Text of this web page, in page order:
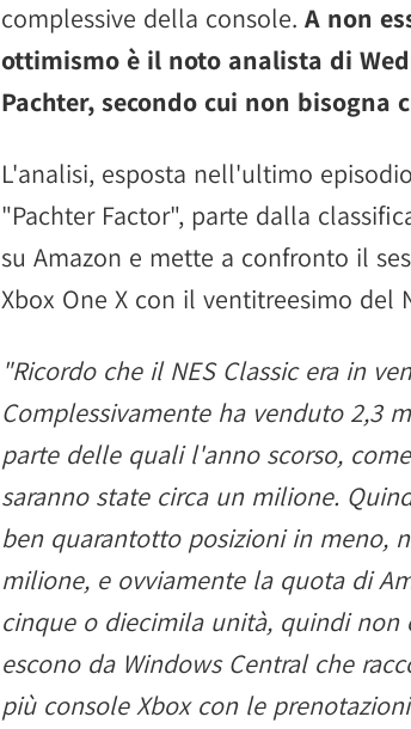
complessive della console. A non
ottimismo è il noto analista di
Pachter, secondo cui non bisogna
L'analisi, esposta nell'ultimo
"Pachter Factor", parte dalla
su Amazon e mette a confronto il
Xbox One X con il ventitreesimo del
"Ricordo che il NES Classic era in
Complessivamente ha venduto 2,3
parte delle quali l'anno scorso,
saranno state circa un milione.
ben quarantotto posizioni in meno,
milione, e ovviamente la quota di
cinque o diecimila unità, quindi non
escono da Windows Central che
più console Xbox con le